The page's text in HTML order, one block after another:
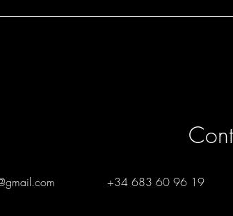
+34 683 60 96 19